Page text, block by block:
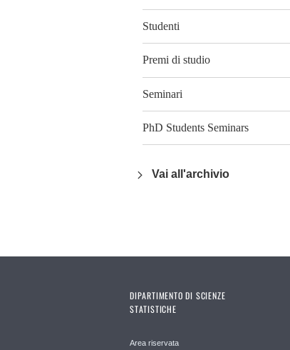
Studenti
Premi di studio
Seminari
PhD Students Seminars
Vai all'archivio
DIPARTIMENTO DI SCIENZE
STATISTICHE
Area riservata